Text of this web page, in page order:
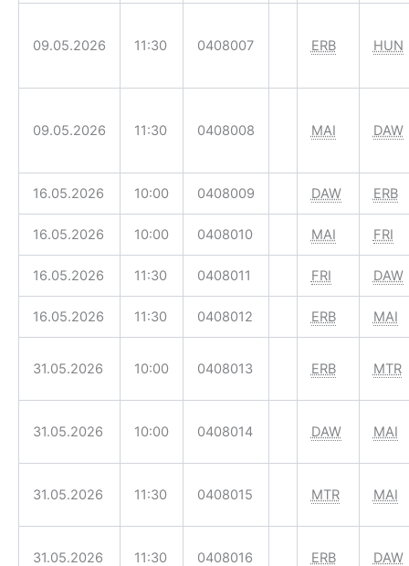
09.05.2026 11:30 0408007 ERB HUN
09.05.2026 11:30 0408008 MAI DAW
16.05.2026 10:00 0408009 DAW ERB
16.05.2026 10:00 0408010 MAI FRI
16.05.2026 11:30 0408011 FRI DAW
16.05.2026 11:30 0408012 ERB MAI
31.05.2026 10:00 0408013 ERB MTR
31.05.2026 10:00 0408014 DAW MAI
31.05.2026 11:30 0408015 MTR MAI
31.05.2026 11:30 0408016 ERB DAW